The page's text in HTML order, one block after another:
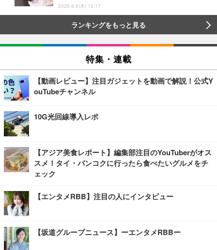
2026.8.6(木) 12:17
ランキングをもっと見る
特集・連載
【動画レビュー】注目ガジェットを動画で解説！公式Y
ouTubeチャンネル
10G光回線導入レポ
【アジア美食レポート】編集部注目のYouTuberがオス
スメ！タイ・バンコクに行ったら食べたいグルメをチ
ェック
【エンタメRBB】注目の人にインタビュー
【坂道グループニュース】ーエンタメRBBー